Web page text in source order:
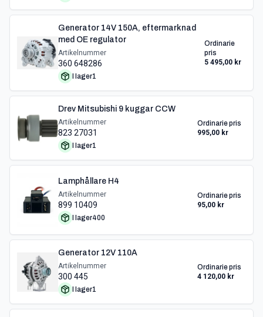
Generator 14V 150A, eftermarknad
med OE regulator
Artikelnummer
360 648286
I lager1
Ordinarie
pris
5 495,00 kr
Drev Mitsubishi 9 kuggar CCW
Artikelnummer
823 27031
I lager1
Ordinarie pris
995,00 kr
Lamphållare H4
Artikelnummer
899 10409
I lager400
Ordinarie pris
95,00 kr
Generator 12V 110A
Artikelnummer
300 445
I lager1
Ordinarie pris
4 120,00 kr